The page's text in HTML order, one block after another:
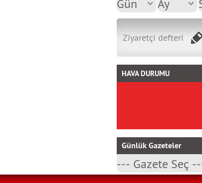
Ziyaretçi defteri
HAVA DURUMU
Günlük Gazeteler